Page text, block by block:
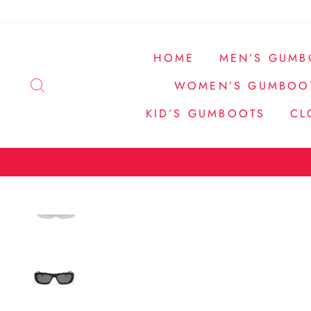
HOME
MEN’S
WOMEN’S
KID’S GUMBOOTS